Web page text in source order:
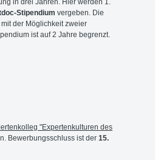
in drei Jahren. Hier werden 1.
Stipendium vergeben. Die
der Möglichkeit zweier
ist auf 2 Jahre begrenzt.
"Expertenkulturen des
Bewerbungsschluss ist der 15.